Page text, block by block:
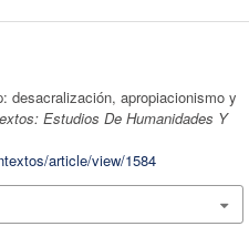
desacralización, apropiacionismo y
Estudios De Humanidades Y
article/view/1584